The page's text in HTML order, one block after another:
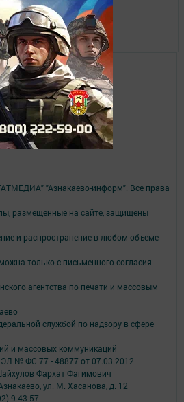
"Азнакаево-информ". Все права
размещенные на сайте, защищены
и распространение в любом объеме
только с письменного согласия
агентства по печати и массовым
службой по надзору в сфере
и массовых коммуникаций
№ ФС 77 - 48877 от 07.03.2012
Фархат Фагимович
ул. М. Хасанова, д. 12
9-43-57
222 09 84